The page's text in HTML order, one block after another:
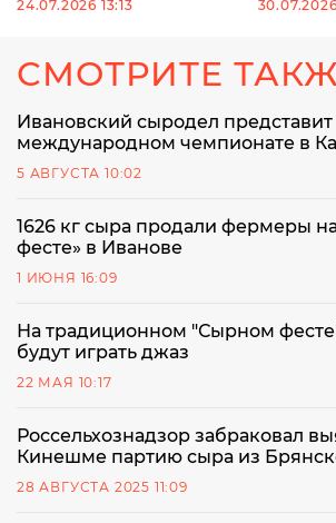
24.07.2026 13:13
СМОТРИТЕ
Ивановский сыродел
международном чемпионате в
5 АВГУСТА 10:02
1626 кг сыра продали фермеры
фесте» в Иванове
1 ИЮНЯ 16:09
На традиционном "Сырном
будут играть джаз
22 МАЯ 10:17
Россельхознадзор забраковал
Кинешме партию сыра из
28 АВГУСТА 2025 11:09